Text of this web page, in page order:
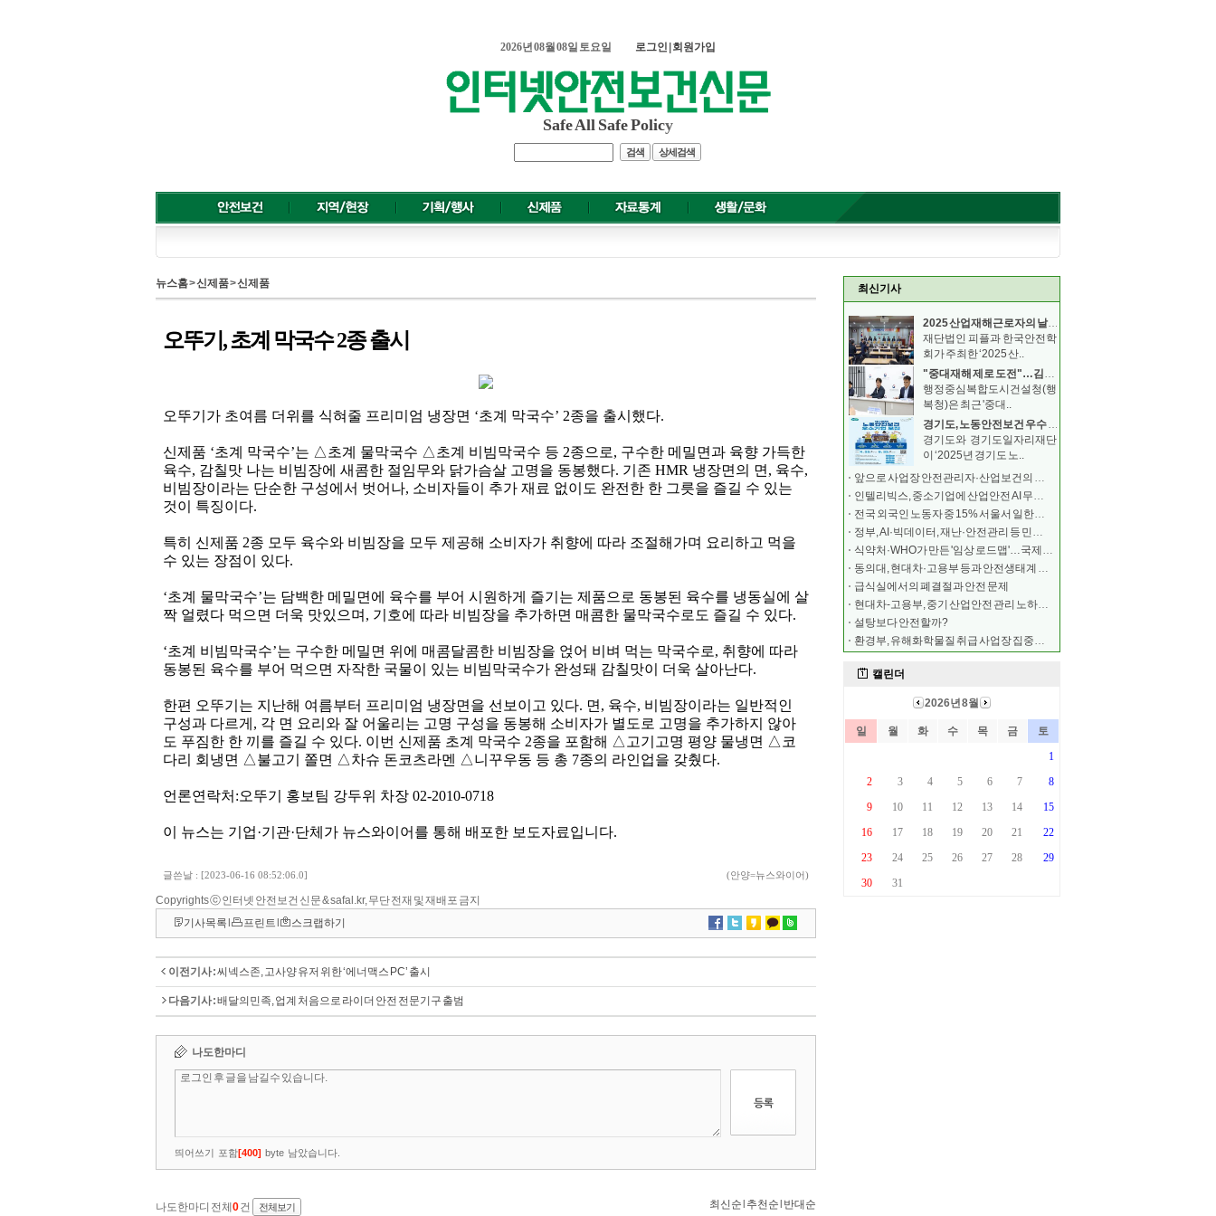
2026년 08월 08일 토요일 로그인 회원가입
Safe All Safe Policy
검색 상세검색
뉴스홈>신제품>신제품
Copyrights ⓒ 인터넷 안전보건 신문 & safal.kr, 무단 전재 및 재배포 금지
기사목록
프린트 스크랩하기
이전기사 :씨넥스존, 고사양 유저 위한 ‘에너맥스 PC’ 출시
다음기사 :배달의민족, 업계 처음으로 라이더 안전 전문기구 출범
최신기사
2025 산업재해근로자의 날 기념 안전보건 컨퍼런스
재단법인 피플과 한국안전학
회가 주최한 ‘2025 산..
"중대재해 제로 도전"…김형렬 행복청장, 안전의무 이행
행정중심복합도시건설청(행
복청)은 최근 '중대..
경기도, 노동안전보건 우수 중소기업 모집 …최대 500
경기도와 경기도일자리재단
이 ‘2025년 경기도 노..
앞으로 사업장 안전관리자·산업보건의 해임 시 보고해야
인텔리빅스, 중소기업에 산업안전 AI 무료 구축
전국 외국인 노동자 중 15% 서울서 일한다…안전 교육
정부, AI·빅데이터, 재난·안전관리 등 민간 전문가
식약처·WHO가 만든 '임상 로드맵'…국제학술지 실렸다
동의대, 현대차·고용부 등과 안전생태계 조성 협약
급식실에서의 폐결절과 안전 문제
현대차-고용부, 중기 산업안전 관리 노하우 공유
설탕보다 안전할까?
환경부, 유해화학물질 취급 사업장 집중안전점검